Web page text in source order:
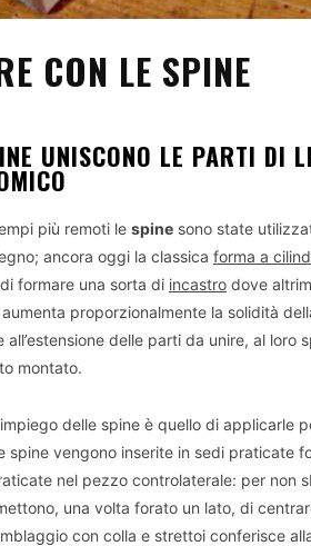
CON LE SPINE
UNISCONO LE PARTI DI
più remoti le spine sono state
ancora oggi la classica forma a
formare una sorta di incastro dove
proporzionalmente la solidità
all’estensione delle parti da unire, al
montato.
delle spine è quello di applicarle
spine vengono inserite in sedi praticate
nel pezzo controlaterale: per non
una volta forato un lato, di
con colla e strettoi conferisce